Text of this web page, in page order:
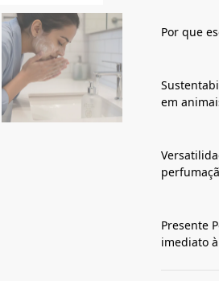
Por que
em
Presente
imediato